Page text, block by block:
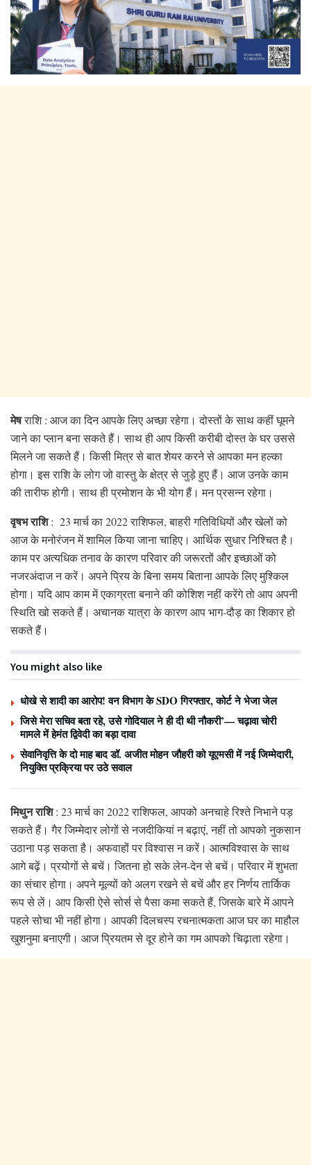
मेषराशि : आज का दिन आपके लिए अच्छा रहेगा। दोस्तों के साथ कहीं घूमने
जाने का प्लान बना सकते हैं। साथ ही आप किसी करीबी दोस्त के घर उससे
मिलने जा सकते हैं। किसी मित्र से बात शेयर करने से आपका मन हल्का
होगा। इस राशि के लोग जो वास्तु के क्षेत्र से जुड़े हुए हैं। आज उनके काम
की तारीफ होगी। साथ ही प्रमोशन के भी योग हैं। मन प्रसन्न रहेगा।
वृषभ राशि: 23 मार्च का 2022 राशिफल, बाहरी गतिविधियों और खेलों को
आज के मनोरंजन में शामिल किया जाना चाहिए। आर्थिक सुधार निश्चित है।
काम पर अत्यधिक तनाव के कारण परिवार की जरूरतों और इच्छाओं को
नजरअंदाज न करें। अपने प्रिय के बिना समय बिताना आपके लिए मुश्किल
होगा। यदि आप काम में एकाग्रता बनाने की कोशिशनहीं करेंगे तो आप अपनी
स्थिति खो सकतेहैं। अचानक यात्रा के कारण आप भाग-दौड़ का शिकार हो
सकते हैं।
You might also like
धोखे से शादी का आरोप! वन विभाग के SDO गिरफ्तार, कोर्ट ने भेजा जेल
जिसे मेरा सचिव बता रहे, उसे गोदियाल ने ही दी थी नौकरी’— चढ़ावा चोरी
मामले में हेमंत द्विवेदी का बड़ा दावा
सेवानिवृत्ति के दो माह बाद डॉ. अजीत मोहन जौहरी को यूएमसी में नई जिम्मेदारी,
नियुक्ति प्रक्रिया पर उठे सवाल
मिथुन राशि: 23 मार्च का 2022 राशिफल, आपको अनचाहे रिश्ते निभाने पड़
सकते हैं। गैर जिम्मेदार लोगों से नजदीकियां न बढ़ाएं, नहीं तो आपको नुकसान
उठाना पड़ सकता है। अफवाहों पर विश्वास न करें। आत्मविश्वास के साथ
आगे बढ़ें। प्रयोगों से बचें। जितना हो सके लेन-देन से बचें। परिवार में शुभता
का संचार होगा। अपने मूल्यों को अलग रखने से बचें और हर निर्णय तार्किक
रूप से लें। आप किसी ऐसे सोर्स से पैसा कमा सकते हैं, जिसके बारे में आपने
पहले सोचा भी नहीं होगा। आपकी दिलचस्प रचनात्मकता आज घर कामाहौल
खुशनुमा बनाएगी। आज प्रियतम से दूर होने का गम आपको चिढ़ाता रहेगा।